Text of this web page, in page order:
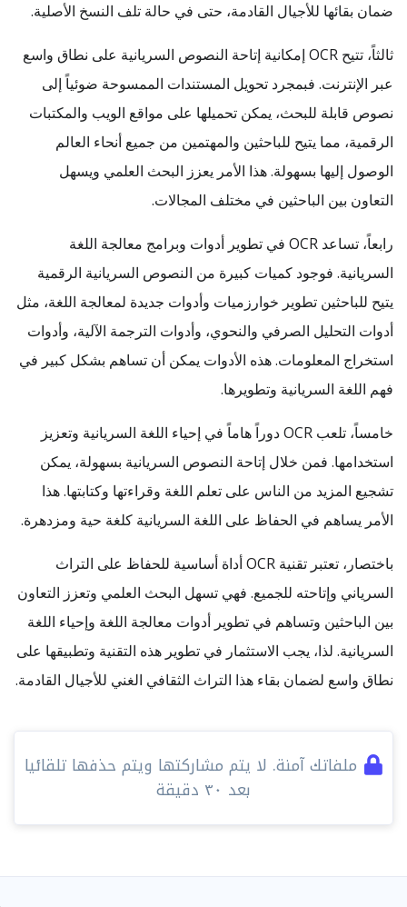
ضمان بقائها للأجيال القادمة، حتى في حالة تلف النسخ الأصلية.
ثالثاً، تتيح OCR إمكانية إتاحة النصوص السريانية على نطاق واسع
عبر الإنترنت. فبمجرد تحويل المستندات الممسوحة ضوئياً إلى
نصوص قابلة للبحث، يمكن تحميلها على مواقع الويب والمكتبات
الرقمية، مما يتيح للباحثين والمهتمين من جميع أنحاء العالم
الوصول إليها بسهولة. هذا الأمر يعزز البحث العلمي ويسهل
التعاون بين الباحثين في مختلف المجالات.
رابعاً، تساعد OCR في تطوير أدوات وبرامج معالجة اللغة
السريانية. فوجود كميات كبيرة من النصوص السريانية الرقمية
يتيح للباحثين تطوير خوارزميات وأدوات جديدة لمعالجة اللغة، مثل
أدوات التحليل الصرفي والنحوي، وأدوات الترجمة الآلية، وأدوات
استخراج المعلومات. هذه الأدوات يمكن أن تساهم بشكل كبير في
فهم اللغة السريانية وتطويرها.
خامساً، تلعب OCR دوراً هاماً في إحياء اللغة السريانية وتعزيز
استخدامها. فمن خلال إتاحة النصوص السريانية بسهولة، يمكن
تشجيع المزيد من الناس على تعلم اللغة وقراءتها وكتابتها. هذا
الأمر يساهم في الحفاظ على اللغة السريانية كلغة حية ومزدهرة.
باختصار، تعتبر تقنية OCR أداة أساسية للحفاظ على التراث
السرياني وإتاحته للجميع. فهي تسهل البحث العلمي وتعزز التعاون
بين الباحثين وتساهم في تطوير أدوات معالجة اللغة وإحياء اللغة
السريانية. لذا، يجب الاستثمار في تطوير هذه التقنية وتطبيقها على
نطاق واسع لضمان بقاء هذا التراث الثقافي الغني للأجيال القادمة.
ملفاتك آمنة. لا يتم مشاركتها ويتم حذفها تلقائيا
بعد ٣٠ دقيقة